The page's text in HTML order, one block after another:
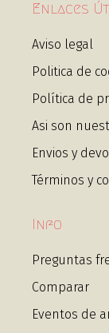
Enlaces
Aviso legal
Politica de
Política de
Asi son
Envios y
Términos y
Info
Preguntas
Comparar
Eventos de